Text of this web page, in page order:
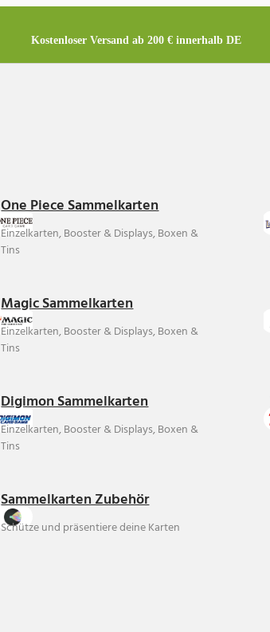
Kostenloser Versand ab 200 € innerhalb DE
One Piece Sammelkarten
Einzelkarten, Booster & Displays, Boxen &
Tins
Magic Sammelkarten
Einzelkarten, Booster & Displays, Boxen &
Tins
Digimon Sammelkarten
Einzelkarten, Booster & Displays, Boxen &
Tins
Sammelkarten Zubehör
Schütze und präsentiere deine Karten